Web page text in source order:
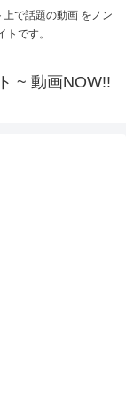
で話題の動画 をノン
です。
~ 動画NOW!!